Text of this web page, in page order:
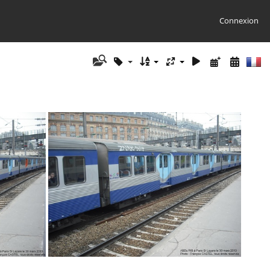
Connexion